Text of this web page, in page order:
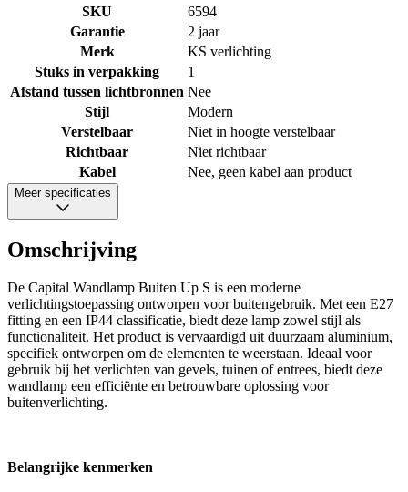
SKU
6594
Garantie
2 jaar
Merk
KS verlichting
Stuks in verpakking
1
Afstand tussen lichtbronnen Nee
Stijl
Modern
Verstelbaar
Niet in hoogte verstelbaar
Richtbaar
Niet richtbaar
Kabel
Nee, geen kabel aan product
Meer specificaties
Omschrijving
De Capital Wandlamp Buiten Up S is een moderne
verlichtingstoepassing ontworpen voor buitengebruik. Met een E27
fitting en een IP44 classificatie, biedt deze lamp zowel stijl als
functionaliteit. Het product is vervaardigd uit duurzaam aluminium,
specifiek ontworpen om de elementen te weerstaan. Ideaal voor
gebruik bij het verlichten van gevels, tuinen of entrees, biedt deze
wandlamp een efficiënte en betrouwbare oplossing voor
buitenverlichting.
Belangrijke kenmerken